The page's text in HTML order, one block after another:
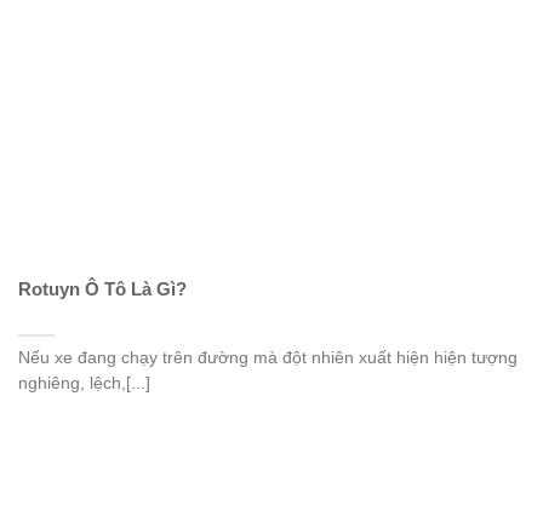
Rotuyn Ô Tô Là Gì?
Nếu xe đang chạy trên đường mà đột nhiên xuất hiện hiện tượng
nghiêng, lệch,[...]